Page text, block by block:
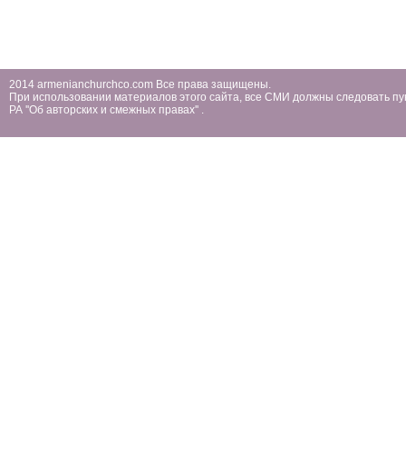
2014 armenianchurchco.com Все права защищены.
При использовании материалов этого сайта, все СМИ должны следовать
РА ''Об авторских и смежных правах'' .